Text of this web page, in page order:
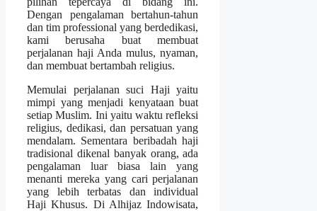
Dengan pengalaman bertahun-tahun
dan tim professional yang berdedikasi,
kami berusaha buat membuat
perjalanan haji Anda mulus, nyaman,
dan membuat bertambah religius.
Memulai perjalanan suci Haji yaitu
mimpi yang menjadi kenyataan buat
setiap Muslim. Ini yaitu waktu refleksi
religius, dedikasi, dan persatuan yang
mendalam. Sementara beribadah haji
tradisional dikenal banyak orang, ada
pengalaman luar biasa lain yang
menanti mereka yang cari perjalanan
yang lebih terbatas dan individual
Haji Khusus. Di Alhijaz Indowisata,